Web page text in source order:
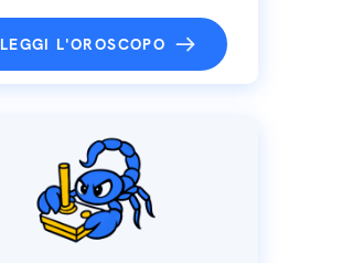
LEGGI L'OROSCOPO